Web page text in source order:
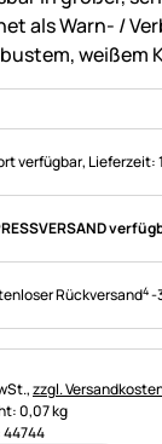
als Warn- /
weißem
verfügbar, Lieferzeit:
Rückversand4-
zzgl.
0,07 kg
44744